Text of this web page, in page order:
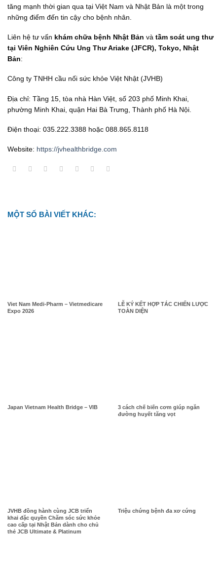
tăng mạnh thời gian qua tại Việt Nam và Nhật Bản là một trong
những điểm đến tin cậy cho bệnh nhân.
Liên hệ tư vấn khám chữa bệnh Nhật Bản và tầm soát ung thư
tại Viên Nghiên Cứu Ung Thư Ariake (JFCR), Tokyo, Nhật
Bản:
Công ty TNHH cầu nối sức khỏe Việt Nhật (JVHB)
Địa chỉ: Tầng 15, tòa nhà Hàn Việt, số 203 phố Minh Khai,
phường Minh Khai, quận Hai Bà Trưng, Thành phố Hà Nội.
Điện thoại: 035.222.3388 hoặc 088.865.8118
Website: https://jvhealthbridge.com
MỘT SỐ BÀI VIẾT KHÁC:
Viet Nam Medi-Pharm – Vietmedicare
Expo 2026
LỄ KÝ KẾT HỢP TÁC CHIẾN LƯỢC
TOÀN DIỆN
Japan Vietnam Health Bridge – VIB
3 cách chế biến cơm giúp ngăn
đường huyết tăng vọt
JVHB đồng hành cùng JCB triển
khai đặc quyền Chăm sóc sức khỏe
cao cấp tại Nhật Bản dành cho chủ
thẻ JCB Ultimate & Platinum
Triệu chứng bệnh đa xơ cứng